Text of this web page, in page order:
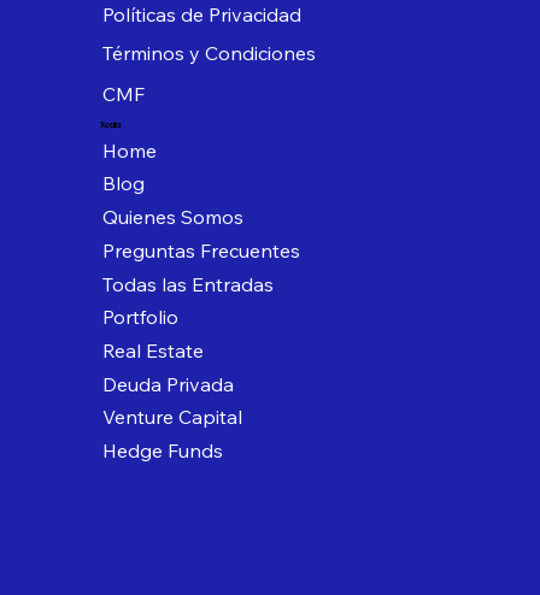
Políticas de Privacidad
Términos y Condiciones
CMF
Xcala
Home
Blog
Quienes Somos
Preguntas Frecuentes
Todas las Entradas
Portfolio
Real Estate
Deuda Privada
Venture Capital
Hedge Funds